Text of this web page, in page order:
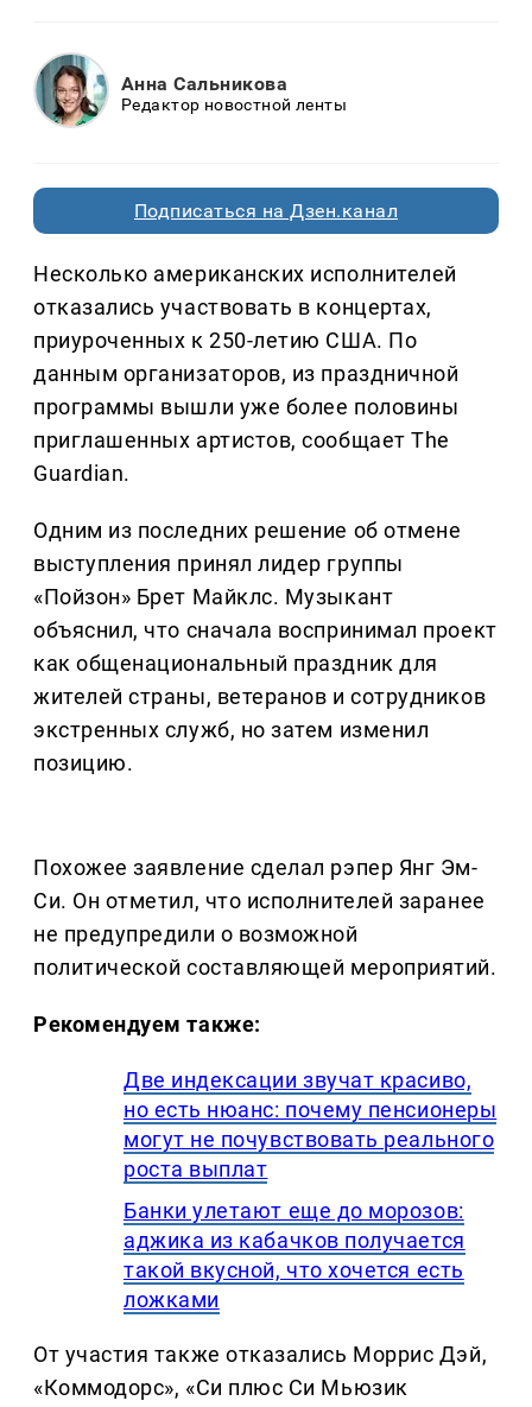
Анна Сальникова
Редактор новостной ленты
Подписаться на Дзен.канал
Несколько американских исполнителей
отказались участвовать в концертах,
приуроченных к 250-летию США. По
данным организаторов, из праздничной
программы вышли уже более половины
приглашенных артистов, сообщает The
Guardian.
Одним из последних решение об отмене
выступления принял лидер группы
«Пойзон» Брет Майклс. Музыкант
объяснил, что сначала воспринимал проект
как общенациональный праздник для
жителей страны, ветеранов и сотрудников
экстренных служб, но затем изменил
позицию.
Похожее заявление сделал рэпер Янг Эм-
Си. Он отметил, что исполнителей заранее
не предупредили о возможной
политической составляющей мероприятий.
Рекомендуем также:
Две индексации звучат красиво,
но есть нюанс: почему пенсионеры
могут не почувствовать реального
роста выплат
Банки улетают еще до морозов:
аджика из кабачков получается
такой вкусной, что хочется есть
ложками
От участия также отказались Моррис Дэй,
«Коммодорс», «Си плюс Си Мьюзик